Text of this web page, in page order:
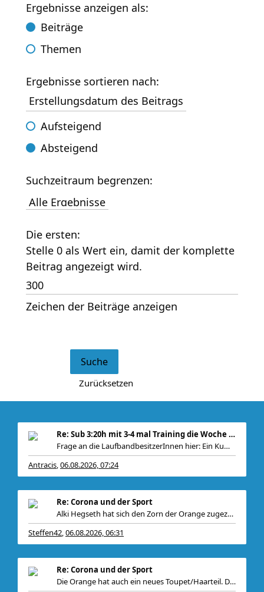
Ergebnisse anzeigen als:
Beiträge
Themen
Ergebnisse sortieren nach:
Aufsteigend
Absteigend
Suchzeitraum begrenzen:
Die ersten:
Stelle 0 als Wert ein, damit der komplette
Beitrag angezeigt wird.
Zeichen der Beiträge anzeigen
Re: Sub 3:20h mit 3-4 mal Training die Woche machb
Frage an die LaufbandbesitzerInnen hier: Ein Kumpe
Antracis,06.08.2026, 07:24
Re: Corona und der Sport
Alki Hegseth hat sich den Zorn der Orange zugezoge
Steffen42,06.08.2026, 06:31
Re: Corona und der Sport
Die Orange hat auch ein neues Toupet/Haarteil. Das